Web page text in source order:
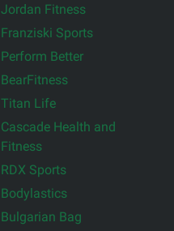
Jordan Fitness
Franziski Sports
Perform Better
BearFitness
Titan Life
Cascade Health and
Fitness
RDX Sports
Bodylastics
Bulgarian Bag